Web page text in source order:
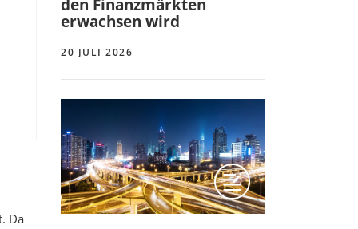
Da
den Finanzmärkten
erwachsen wird
20 JULI 2026